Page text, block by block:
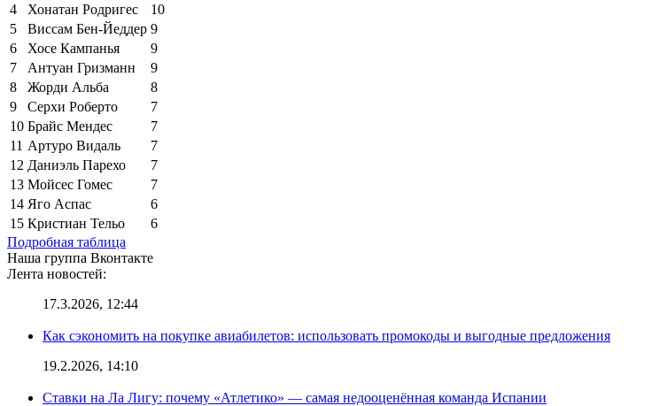
4
Хонатан Родригес
10
5
Виссам Бен-Йеддер 9
6
Хосе Кампанья
9
7
Антуан Гризманн
9
8
Жорди Альба
8
9
Серхи Роберто
7
10 Брайс Мендес
7
11 Артуро Видаль
7
12 Даниэль Парехо
7
13 Мойсес Гомес
7
14 Яго Аспас
6
15 Кристиан Тельо
6
Подробная таблица
Наша группа Вконтакте
Лента новостей:
17.3.2026, 12:44
Как сэкономить на покупке авиабилетов: использовать промокоды и выгодные предложения
19.2.2026, 14:10
Ставки на Ла Лигу: почему «Атлетико» — самая недооценённая команда Испании